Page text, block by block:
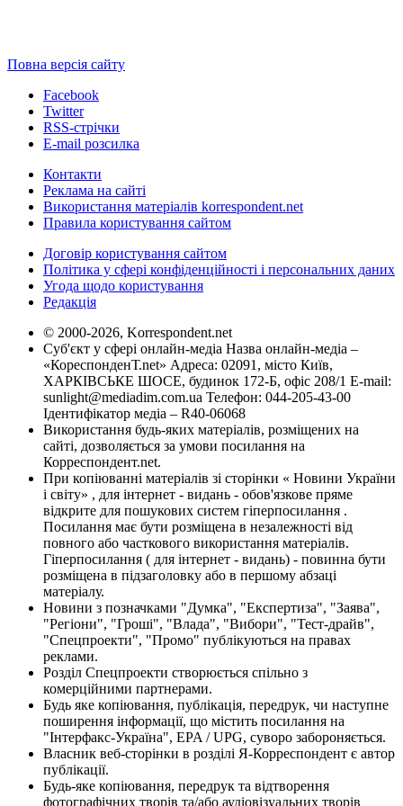
Повна версія сайту
Facebook
Twitter
RSS-стрічки
E-mail розсилка
Контакти
Реклама на сайті
Використання матеріалів korrespondent.net
Правила користування сайтом
Договір користування сайтом
Політика у сфері конфіденційності і персональних даних
Угода щодо користування
Редакція
© 2000-2026, Korrespondent.net
Суб'єкт у сфері онлайн-медіа Назва онлайн-медіа –
«КореспонденТ.net» Адреса: 02091, місто Київ,
ХАРКІВСЬКЕ ШОСЕ, будинок 172-Б, офіс 208/1 E-mail:
sunlight@mediadim.com.ua Телефон: 044-205-43-00
Ідентифікатор медіа – R40-06068
Використання будь-яких матеріалів, розміщених на
сайті, дозволяється за умови посилання на
Корреспондент.net.
При копіюванні матеріалів зі сторінки « Новини України
і світу» , для інтернет - видань - обов'язкове пряме
відкрите для пошукових систем гіперпосилання .
Посилання має бути розміщена в незалежності від
повного або часткового використання матеріалів.
Гіперпосилання ( для інтернет - видань) - повинна бути
розміщена в підзаголовку або в першому абзаці
матеріалу.
Новини з позначками "Думка", "Експертиза", "Заява",
"Регіони", "Гроші", "Влада", "Вибори", "Тест-драйв",
"Спецпроекти", "Промо" публікуються на правах
реклами.
Розділ Спецпроекти створюється спільно з
комерційними партнерами.
Будь яке копіювання, публікація, передрук, чи наступне
поширення інформації, що містить посилання на
"Інтерфакс-Україна", EPA / UPG, суворо забороняється.
Власник веб-сторінки в розділі Я-Корреспондент є автор
публікації.
Будь-яке копіювання, передрук та відтворення
фотографічних творів та/або аудіовізуальних творів